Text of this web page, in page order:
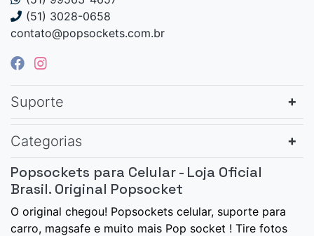
(51) 3028-0658
contato@popsockets.com.br
Suporte
Categorias
Popsockets para Celular - Loja Oficial
Brasil. Original Popsocket
O original chegou! Popsockets celular, suporte para
carro, magsafe e muito mais Pop socket ! Tire fotos